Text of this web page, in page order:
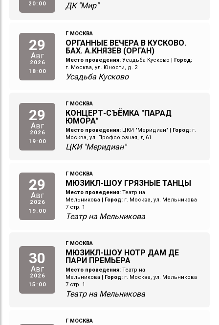
20:00
ДК "Мир"
29
Авг
2026
18:00
Г МОСКВА
ОРГАННЫЕ ВЕЧЕРА В КУСКОВО.
БАХ. А.КНЯЗЕВ (ОРГАН)
Место проведения: Усадьба Кусково
Город:
г. Москва, ул. Юности, д. 2
Усадьба Кусково
29
Авг
2026
19:00
Г МОСКВА
КОНЦЕРТ-СЪЁМКА "ПАРАД
ЮМОРА"
Место проведения: ЦКИ "Меридиан" Город: г.
Москва, ул. Профсоюзная, д.61
ЦКИ "Меридиан"
29
Авг
2026
19:00
Г МОСКВА
МЮЗИКЛ-ШОУ ГРЯЗНЫЕ ТАНЦЫ
Место проведения: Театр на
Мельникова
Город: г. Москва, ул. Мельникова
7 стр. 1
Театр на Мельникова
30
Авг
2026
15:00
Г МОСКВА
МЮЗИКЛ-ШОУ НОТР ДАМ ДЕ
ПАРИ ПРЕМЬЕРА
Место проведения: Театр на
Мельникова
Город: г. Москва, ул. Мельникова
7 стр. 1
Театр на Мельникова
Г МОСКВА